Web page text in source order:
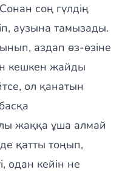
соң гүлдің
аузына тамызады.
аздап өз-өзіне
кешкен жайды
ол қанатын
жаққа ұша алмай
қатты тоңып,
одан кейін не